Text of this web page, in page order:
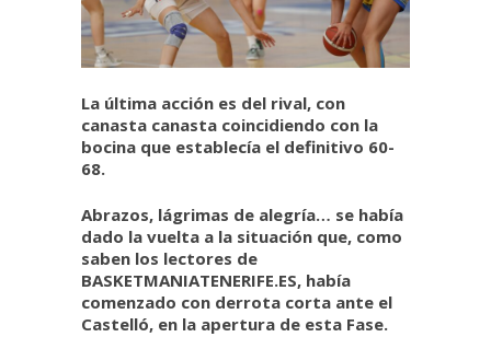
La última acción es del rival, con
canasta canasta coincidiendo con la
bocina que establecía el definitivo 60-
68.
Abrazos, lágrimas de alegría… se había
dado la vuelta a la situación que, como
saben los lectores de
BASKETMANIATENERIFE.ES, había
comenzado con derrota corta ante el
Castelló, en la apertura de esta Fase.